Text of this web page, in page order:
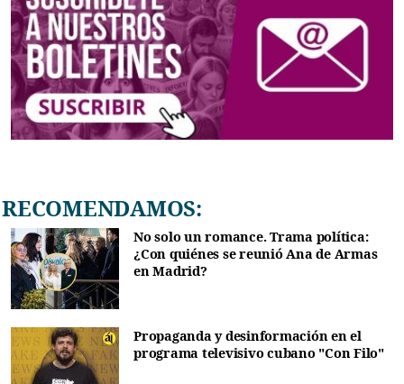
RECOMENDAMOS:
No solo un romance. Trama política:
¿Con quiénes se reunió Ana de Armas
en Madrid?
Propaganda y desinformación en el
programa televisivo cubano "Con Filo"